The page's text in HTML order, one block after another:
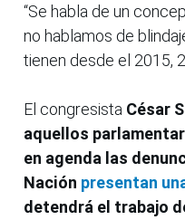
“Se habla de un
no hablamos de
tienen desde el 2015,
El congresista César
aquellos
en agenda las
Nación presentan
detendrá el trabajo